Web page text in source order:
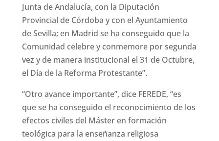
Junta de Andalucía, con la Diputación
Provincial de Córdoba y con el Ayuntamiento
de Sevilla; en Madrid se ha conseguido que la
Comunidad celebre y conmemore por segunda
vez y de manera institucional el 31 de Octubre,
el Día de la Reforma Protestante”.
“Otro avance importante”, dice FEREDE, “es
que se ha conseguido el reconocimiento de los
efectos civiles del Máster en formación
teológica para la enseñanza religiosa